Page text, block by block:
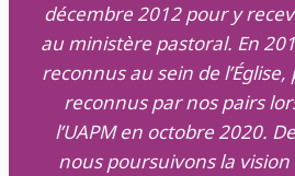
décembre 2012 pour y
au ministère pastoral. En
reconnus au sein de
reconnus par nos pairs
l’UAPM en octobre 2020.
nous poursuivons la